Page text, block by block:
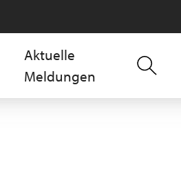
Aktuelle
Meldungen